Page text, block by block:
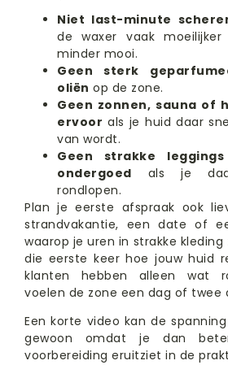
Niet last-minute
de waxer vaak
minder mooi.
Geen sterk
oliën op de zone.
Geen zonnen, sauna of
ervoor als je huid daar
van wordt.
Geen strakke
ondergoed als je
rondlopen.
Plan je eerste afspraak ook
strandvakantie, een date of
waarop je uren in strakke
die eerste keer hoe jouw huid
klanten hebben alleen wat
voelen de zone een dag of twee
Een korte video kan de
gewoon omdat je dan
voorbereiding eruitziet in de